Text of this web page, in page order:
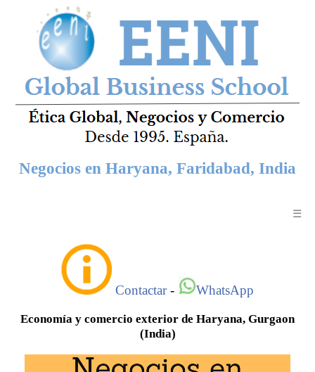
Negocios en Haryana, Faridabad, India
☰
Contactar- WhatsApp
Economía y comercio exterior de Haryana, Gurgaon
(India)